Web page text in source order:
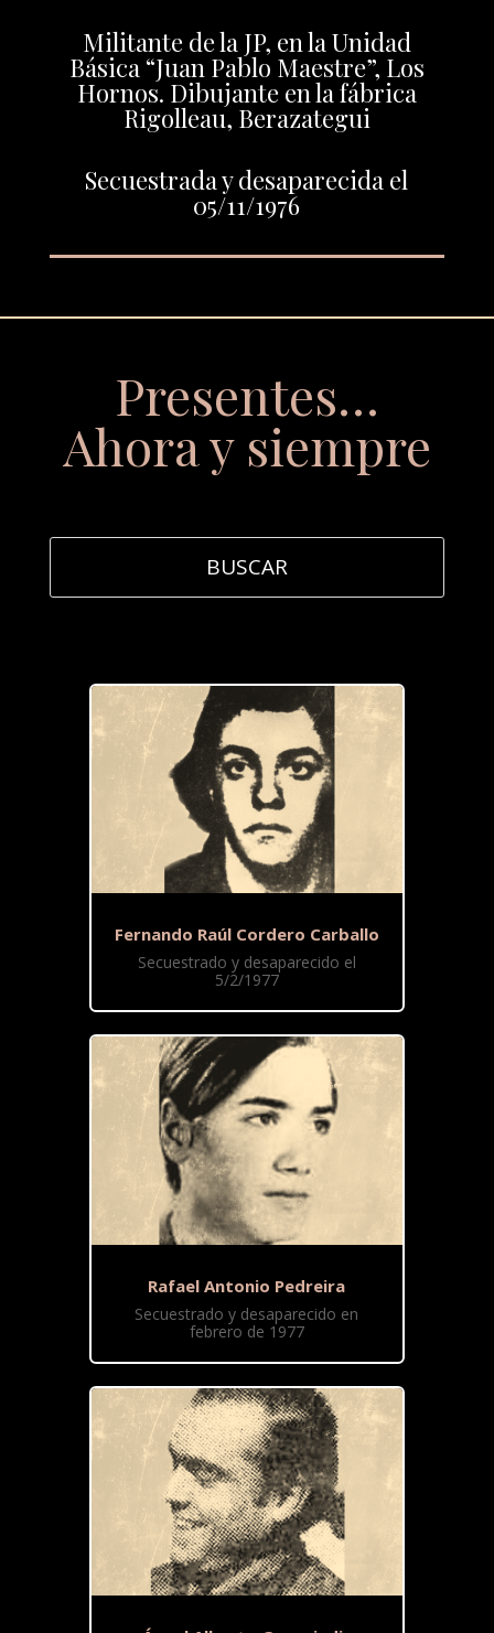
Militante de la JP, en la Unidad
Básica “Juan Pablo Maestre”, Los
Hornos. Dibujante en la fábrica
Rigolleau, Berazategui
Secuestrada y desaparecida el
05/11/1976
Presentes…
Ahora y siempre
Fernando Raúl Cordero Carballo
Secuestrado y desaparecido el
5/2/1977
Rafael Antonio Pedreira
Secuestrado y desaparecido en
febrero de 1977